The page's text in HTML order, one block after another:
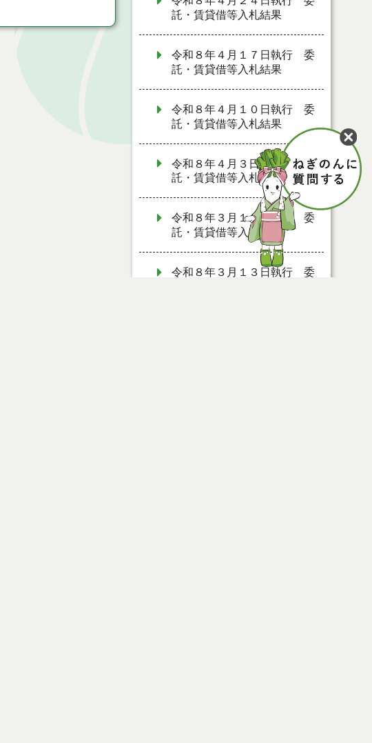
託・賃貸借等入札結果
令和８年４月１７日執行 委
託・賃貸借等入札結果
令和８年４月１０日執行 委
託・賃貸借等入札結果
令和８年４月３日執行 委
託・賃貸借等入札結果
令和８年３月１９日執行 委
託・賃貸借等入札結果
令和８年３月１３日執行 委